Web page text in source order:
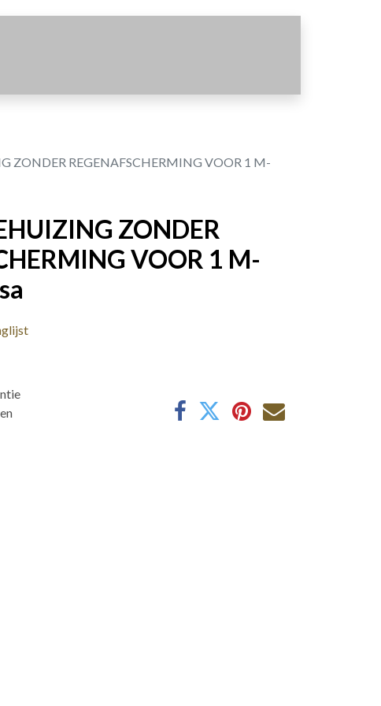
ZONDER REGENAFSCHERMING VOOR 1 M-
ZONDER
VOOR 1 M-